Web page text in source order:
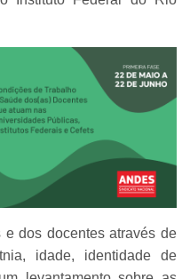
dos docentes através de
idade, identidade de